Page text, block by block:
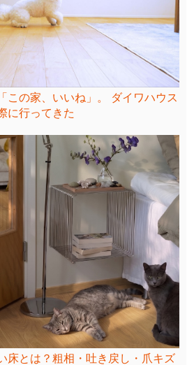
この家、いいね」。 ダイワハウス
に行ってきた
床とは？粗相・吐き戻し・爪キズ